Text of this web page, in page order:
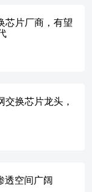
交换芯片市场爆
超节点（Scaleup组
产芯片制程突破受限
全互联方式。目前，
、Glink、ETH-X、
构，OISA1.0协议支
点关键选择。 盈利
芯片厂商，有望
换芯片龙头，
透空间广阔